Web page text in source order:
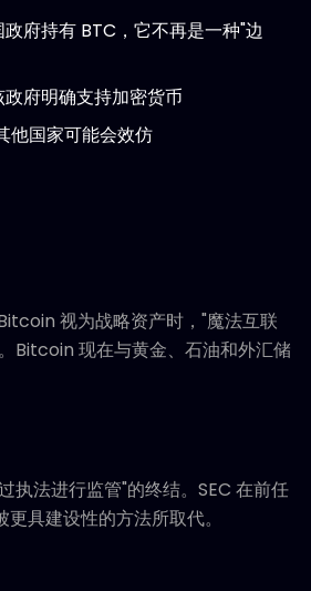
府持有 BTC，它不再是一种"边
政府明确支持加密货币
他国家可能会效仿
视为战略资产时，"魔法互联
Bitcoin 现在与黄金、石油和外汇储
执法进行监管"的终结。SEC 在前任
具建设性的方法所取代。